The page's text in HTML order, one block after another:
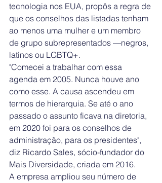
tecnologia nos EUA, propôs a regra de
que os conselhos das listadas tenham
ao menos uma mulher e um membro
de grupo subrepresentados —negros,
latinos ou LGBTQ+.
"Comecei a trabalhar com essa
agenda em 2005. Nunca houve ano
como esse. A causa ascendeu em
termos de hierarquia. Se até o ano
passado o assunto ficava na diretoria,
em 2020 foi para os conselhos de
administração, para os presidentes",
diz Ricardo Sales, sócio-fundador do
Mais Diversidade, criada em 2016.
A empresa ampliou seu número de